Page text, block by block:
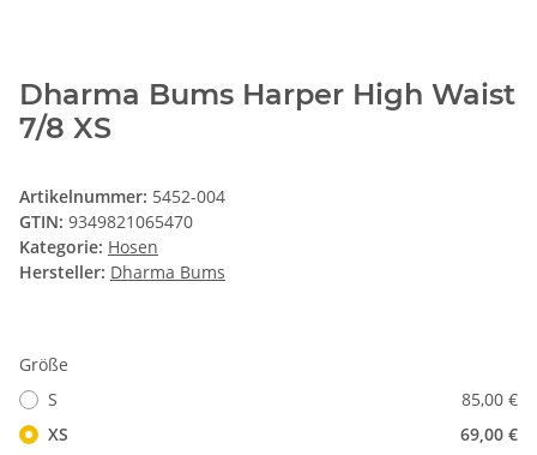
Dharma Bums Harper High Waist
7/8 XS
Artikelnummer: 5452-004
GTIN: 9349821065470
Kategorie: Hosen
Hersteller: Dharma Bums
Größe
S
85,00 €
XS
69,00 €